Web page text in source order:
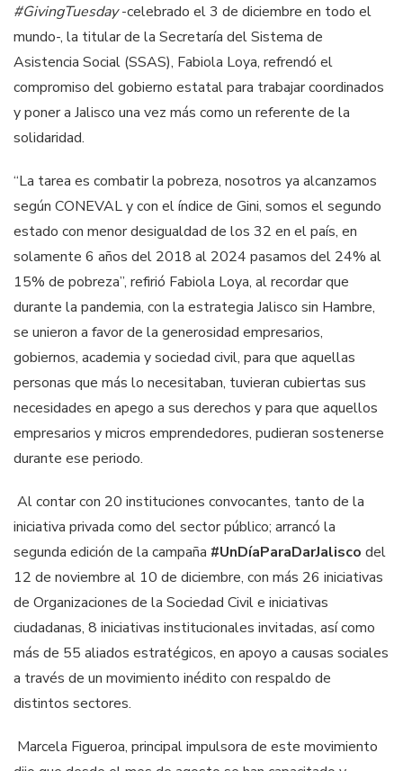
#GivingTuesday-celebrado el 3 de diciembre en todo el
mundo-, la titular de la Secretaría del Sistema de
Asistencia Social (SSAS), Fabiola Loya, refrendó el
compromiso del gobierno estatal para trabajar coordinados
y poner a Jalisco una vez más como un referente de la
solidaridad.
“La tarea es combatir la pobreza, nosotros ya alcanzamos
según CONEVAL y con el índice de Gini, somos el segundo
estado con menor desigualdad de los 32 en el país, en
solamente 6 años del 2018 al 2024 pasamos del 24% al
15% de pobreza”, refirió Fabiola Loya, al recordar que
durante la pandemia, con la estrategia Jalisco sin Hambre,
se unieron a favor de la generosidad empresarios,
gobiernos, academia y sociedad civil, para que aquellas
personas que más lo necesitaban, tuvieran cubiertas sus
necesidades en apego a sus derechos y para que aquellos
empresarios y micros emprendedores, pudieran sostenerse
durante ese periodo.
Al contar con 20 instituciones convocantes, tanto de la
iniciativa privada como del sector público; arrancó la
segunda edición de la campaña #UnDíaParaDarJalisco del
12 de noviembre al 10 de diciembre, con más 26 iniciativas
de Organizaciones de la Sociedad Civil e iniciativas
ciudadanas, 8 iniciativas institucionales invitadas, así como
más de 55 aliados estratégicos, en apoyo a causas sociales
a través de un movimiento inédito con respaldo de
distintos sectores.
Marcela Figueroa, principal impulsora de este movimiento